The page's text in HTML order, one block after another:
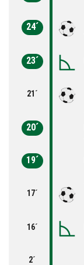
24´
23´
21´
20´
19´
17´
16´
2´